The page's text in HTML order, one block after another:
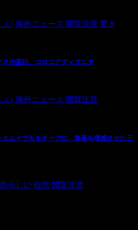
い 海外ニュース 閲覧注意 驚き
の蛮行、コロニアディグニダ
い 海外ニュース 閲覧注意
カムイでもモチーフに…集落を壊滅させた三
恐ろしい 自然 閲覧注意